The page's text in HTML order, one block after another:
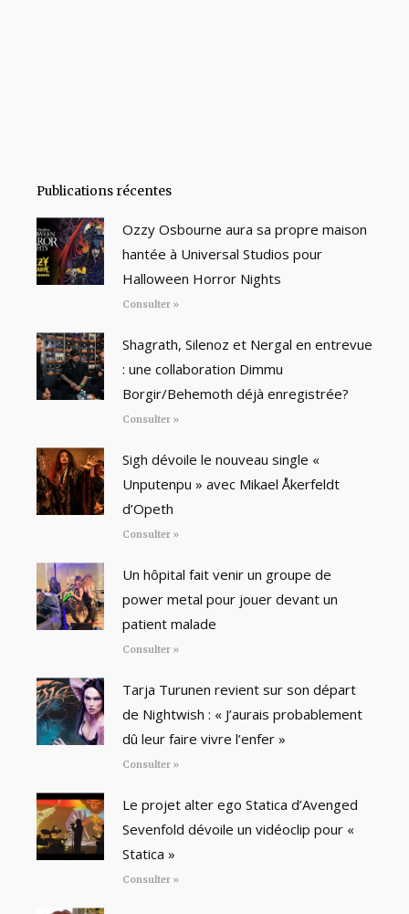
Publications récentes
Ozzy Osbourne aura sa propre maison
hantée à Universal Studios pour
Halloween Horror Nights
Consulter »
Shagrath, Silenoz et Nergal en entrevue
: une collaboration Dimmu
Borgir/Behemoth déjà enregistrée?
Consulter »
Sigh dévoile le nouveau single «
Unputenpu » avec Mikael Åkerfeldt
d’Opeth
Consulter »
Un hôpital fait venir un groupe de
power metal pour jouer devant un
patient malade
Consulter »
Tarja Turunen revient sur son départ
de Nightwish : « J’aurais probablement
dû leur faire vivre l’enfer »
Consulter »
Le projet alter ego Statica d’Avenged
Sevenfold dévoile un vidéoclip pour «
Statica »
Consulter »